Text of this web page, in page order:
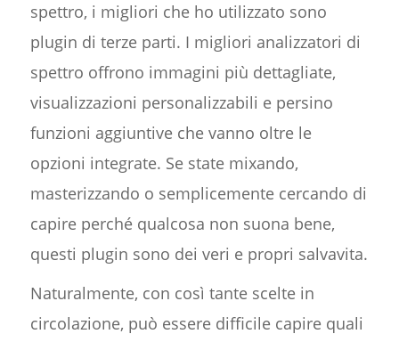
spettro, i migliori che ho utilizzato sono
plugin di terze parti. I migliori analizzatori di
spettro offrono immagini più dettagliate,
visualizzazioni personalizzabili e persino
funzioni aggiuntive che vanno oltre le
opzioni integrate. Se state mixando,
masterizzando o semplicemente cercando di
capire perché qualcosa non suona bene,
questi plugin sono dei veri e propri salvavita.
Naturalmente, con così tante scelte in
circolazione, può essere difficile capire quali